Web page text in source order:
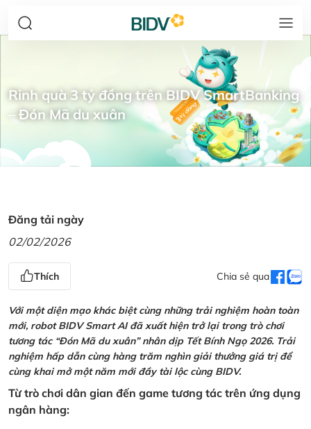
Rinh quà 3 tỷ đồng trên BIDV SmartBanking
– Đón Mã du xuân
Đăng tải ngày
02/02/2026
Thích Chia sẻ qua
Với một diện mạo khác biệt cùng những trải nghiệm hoàn toàn
mới, robot BIDV Smart AI đã xuất hiện trở lại trong trò chơi
tương tác “Đón Mã du xuân” nhân dịp Tết Bính Ngọ 2026. Trải
nghiệm hấp dẫn cùng hàng trăm nghìn giải thưởng giá trị để
cùng khai mở một năm mới đầy tài lộc cùng BIDV.
Từ trò chơi dân gian đến game tương tác trên ứng dụng
ngân hàng: